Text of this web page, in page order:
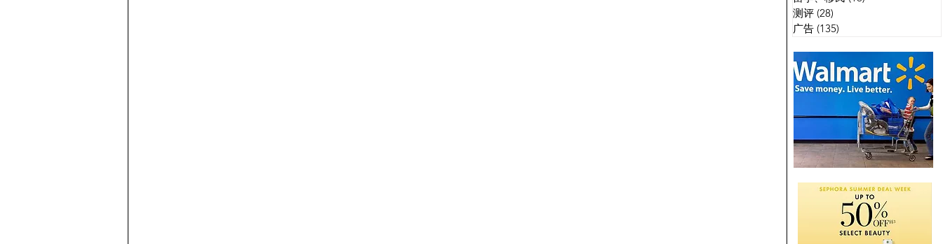
测评 (28)
广告 (135)